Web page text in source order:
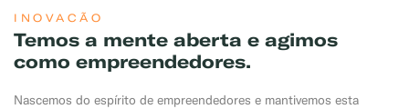
INOVACÃO
Temos a mente aberta e agimos
como empreendedores.
Nascemos do espírito de empreendedores e mantivemos esta